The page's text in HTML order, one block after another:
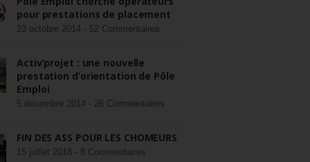
pour prestations de placement
23 octobre 2014 - 52 Commentaires
Activ’projet : une nouvelle
prestation d’orientation de Pôle
Emploi
5 décembre 2014 - 26 Commentaires
FIN DES ASS POUR LES CHÔMEURS
15 juillet 2018 - 8 Commentaires